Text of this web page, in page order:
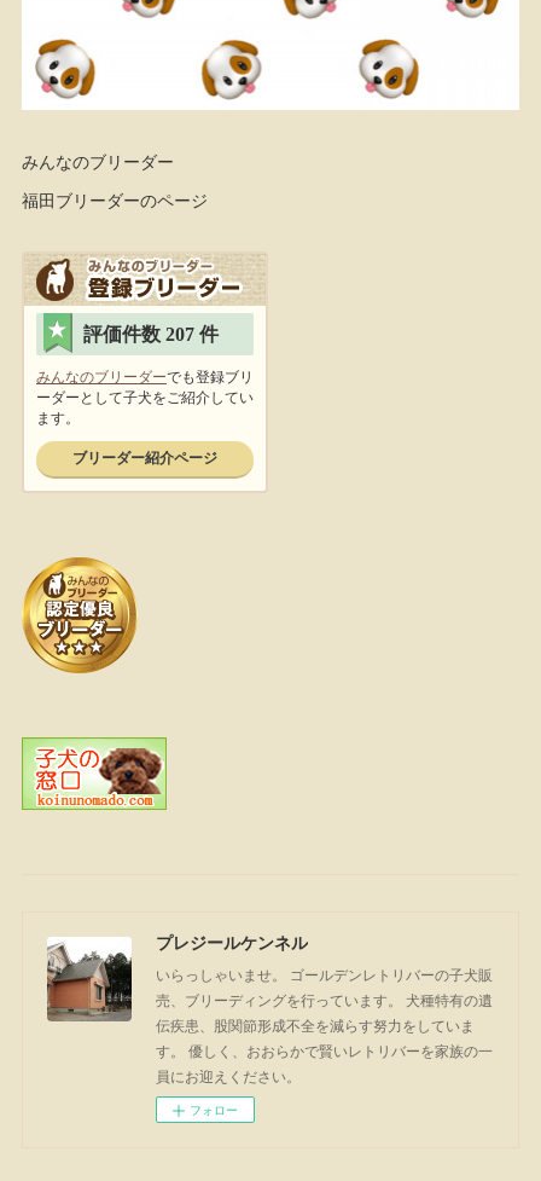
みんなのブリーダー
福田ブリーダーのページ
プレジールケンネル
いらっしゃいませ。 ゴールデンレトリバーの子犬販
売、ブリーディングを行っています。 犬種特有の遺
伝疾患、股関節形成不全を減らす努力をしていま
す。 優しく、おおらかで賢いレトリバーを家族の一
員にお迎えください。
フォロー